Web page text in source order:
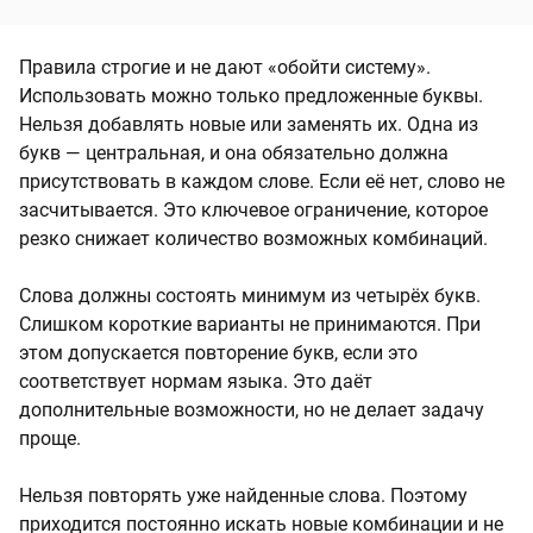
Правила строгие и не дают «обойти систему».
Использовать можно только предложенные буквы.
Нельзя добавлять новые или заменять их. Одна из
букв — центральная, и она обязательно должна
присутствовать в каждом слове. Если её нет, слово не
засчитывается. Это ключевое ограничение, которое
резко снижает количество возможных комбинаций.
Слова должны состоять минимум из четырёх букв.
Слишком короткие варианты не принимаются. При
этом допускается повторение букв, если это
соответствует нормам языка. Это даёт
дополнительные возможности, но не делает задачу
проще.
Нельзя повторять уже найденные слова. Поэтому
приходится постоянно искать новые комбинации и не